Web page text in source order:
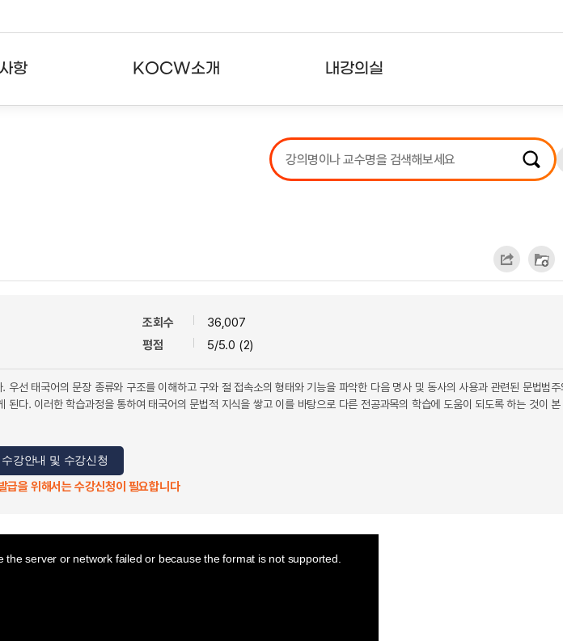
항 KOCW소개 내강의실
강의리스트
수강확인증강의
조회수
36,007
평점
5/5.0 (2)
선 태국어의 문장 종류와 구조를 이해하고 구와 절 접속소의 형태와 기능을 파악한 다음 명사 및 동사의 사용과 관련된 문법범주
다. 이러한 학습과정을 통하여 태국어의 문법적 지식을 쌓고 이를 바탕으로 다른 전공과목의 학습에 도움이 되도록 하는 것이 본
수강안내 및 수강신청
급을 위해서는 수강신청이 필요합니다
server or network failed or because the format is not supported.